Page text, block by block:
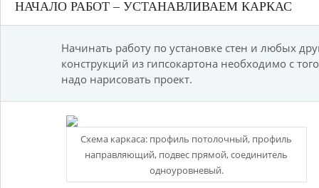
НАЧАЛО РАБОТ – УСТАНАВЛИВАЕМ КАРКАС
Начинать работу по установке стен и любых
конструкций из гипсокартона необходимо с
надо нарисовать проект.
Схема каркаса: профиль потолочный, профиль
направляющий, подвес прямой, соединитель
одноуровневый.